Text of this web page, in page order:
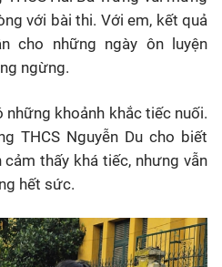
với bài thi. Với em, kết quả
cho những ngày ôn luyện
ngừng.
những khoảnh khắc tiếc nuối.
THCS Nguyễn Du cho biết
thấy khá tiếc, nhưng vẫn
hết sức.